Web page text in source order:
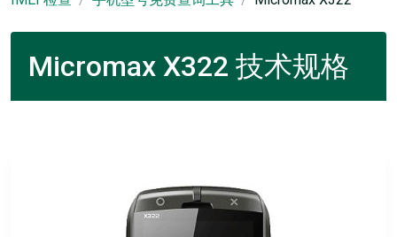
Micromax X322 技术规格